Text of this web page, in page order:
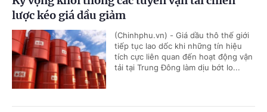
lược kéo giá dầu giảm
(Chinhphu.vn) - Giá dầu thô thế giới
tiếp tục lao dốc khi những tín hiệu
tích cực liên quan đến hoạt động vận
tải tại Trung Đông làm dịu bớt lo...